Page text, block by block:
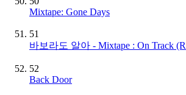
Mixtape: Gone Days
51
바보라도 알아 - Mixtape : On Track
52
Back Door